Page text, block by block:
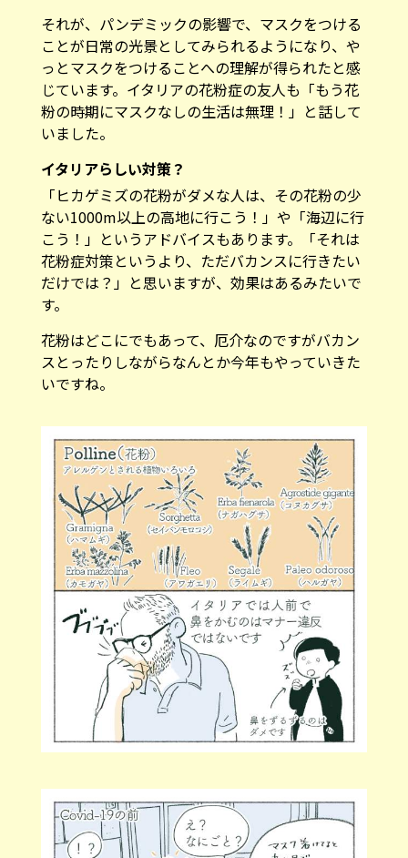
それが、パンデミックの影響で、マスクをつける
ことが日常の光景としてみられるようになり、や
っとマスクをつけることへの理解が得られたと感
じています。イタリアの花粉症の友人も「もう花
粉の時期にマスクなしの生活は無理！」と話して
いました。
イタリアらしい対策？
「ヒカゲミズの花粉がダメな人は、その花粉の少
ない1000m以上の高地に行こう！」や「海辺に行
こう！」というアドバイスもあります。「それは
花粉症対策というより、ただバカンスに行きたい
だけでは？」と思いますが、効果はあるみたいで
す。
花粉はどこにでもあって、厄介なのですがバカン
スとったりしながらなんとか今年もやっていきた
いですね。